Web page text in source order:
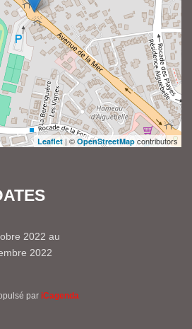
Leaflet | © OpenStreetMap contributors
2022 au
2022
par iCagenda